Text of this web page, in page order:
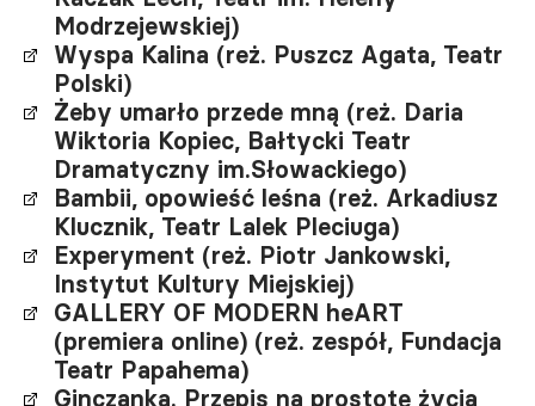
Modrzejewskiej)
Wyspa Kalina (reż. Puszcz Agata, Teatr
Polski)
Żeby umarło przede mną (reż. Daria
Wiktoria Kopiec, Bałtycki Teatr
Dramatyczny im.Słowackiego)
Bambii, opowieść leśna (reż. Arkadiusz
Klucznik, Teatr Lalek Pleciuga)
Experyment (reż. Piotr Jankowski,
Instytut Kultury Miejskiej)
GALLERY OF MODERN heART
(premiera online) (reż. zespół, Fundacja
Teatr Papahema)
Ginczanka. Przepis na prostotę życia